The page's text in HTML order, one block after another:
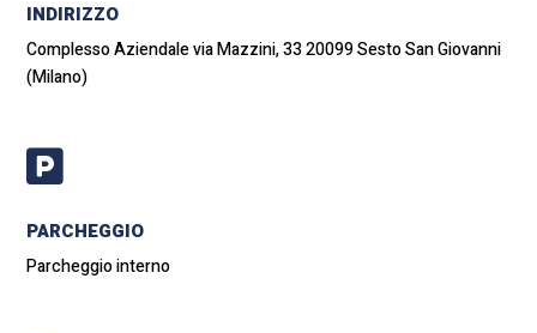
INDIRIZZO
Complesso Aziendale via Mazzini, 33 20099 Sesto San Giovanni
(Milano)

PARCHEGGIO
Parcheggio interno